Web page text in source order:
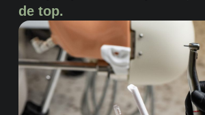
de top.